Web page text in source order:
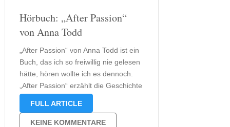
Hörbuch: „After Passion“
von Anna Todd
„After Passion“ von Anna Todd ist ein
Buch, das ich so freiwillig nie gelesen
hätte, hören wollte ich es dennoch.
„After Passion“ erzählt die Geschichte
von Tessa, die eigentlich Teresa heißt
umgangssprachlich wohl als „Good
FULL ARTICLE
KEINE KOMMENTARE